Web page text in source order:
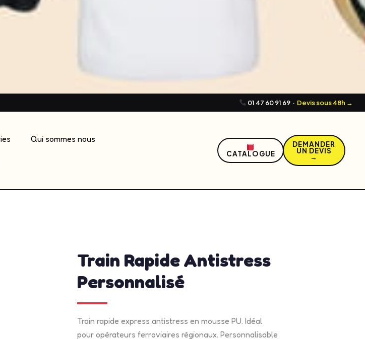
01 47 60 91 69 · Devis sous 48h →
Qui sommes nous
CATALOGUE
DEMANDER
UN DEVIS
→
Train Rapide Antistress
Personnalisé
Train rapide express antistress en mousse PU. Idéal
pour opérateurs ferroviaires régionaux. Personnalisable